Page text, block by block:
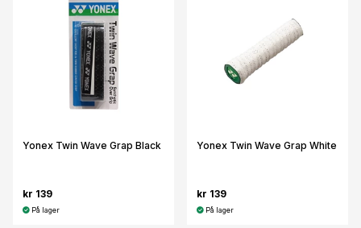
Yonex Twin Wave Grap Black
kr 139
På lager
Yonex Twin Wave Grap White
kr 139
På lager